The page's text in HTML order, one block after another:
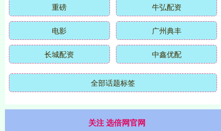
重磅 牛弘配资
电影 广州典丰
长城配资 中鑫优配
全部话题标签
关注 选倍网官网